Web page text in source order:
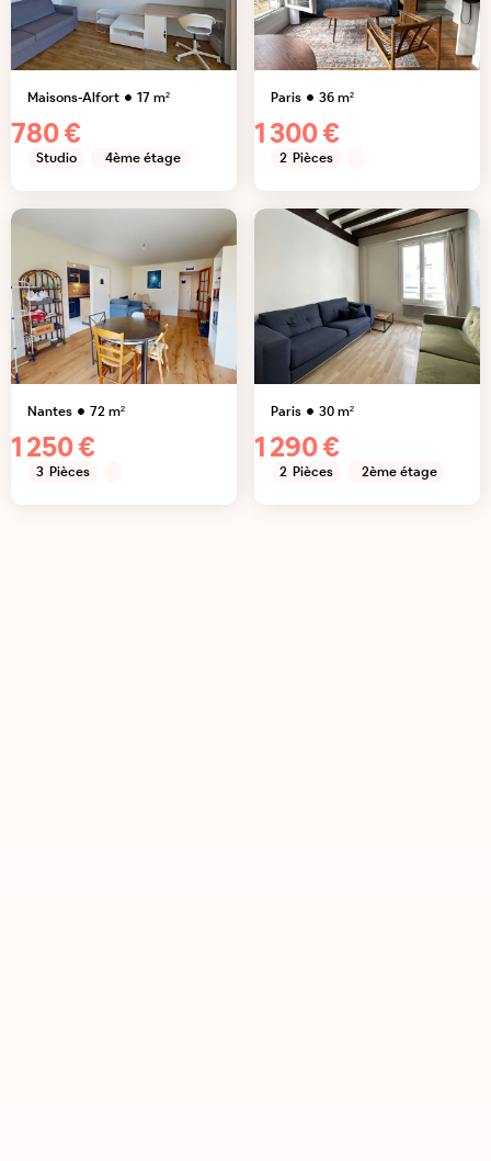
Maisons-Alfort 17m²
780 €
Studio 4ème étage
Paris 36m²
1 300 €
2 Pièces
Nantes 72m²
1 250 €
3 Pièces
Paris 30m²
1 290 €
2 Pièces 2ème étage